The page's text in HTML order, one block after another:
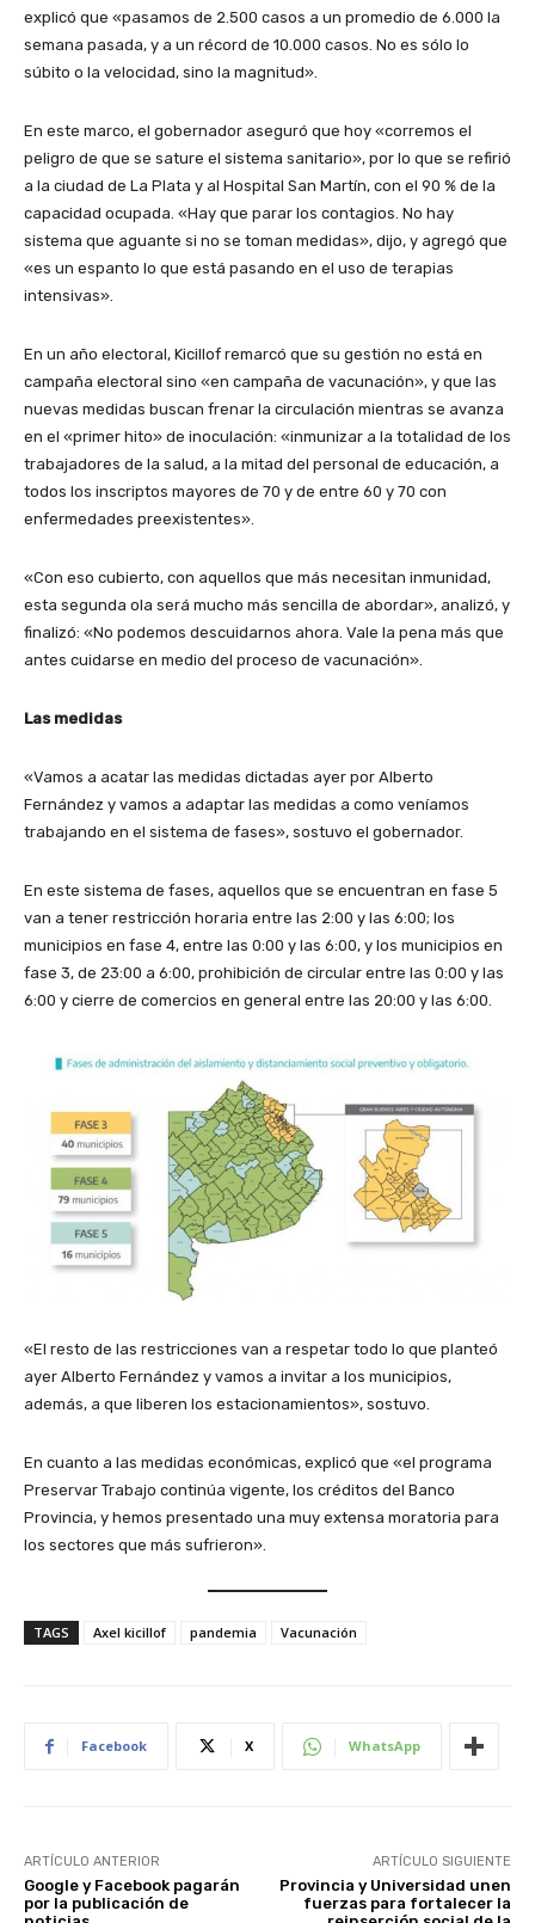
explicó que «pasamos de 2.500 casos a un promedio de 6.000 la
semana pasada, y a un récord de 10.000 casos. No es sólo lo
súbito o la velocidad, sino la magnitud».
En este marco, el gobernador aseguró que hoy «corremos el
peligro de que se sature el sistema sanitario», por lo que se refirió
a la ciudad de La Plata y al Hospital San Martín, con el 90 % de la
capacidad ocupada. «Hay que parar los contagios. No hay
sistema que aguante si no se toman medidas», dijo, y agregó que
«es un espanto lo que está pasando en el uso de terapias
intensivas».
En un año electoral, Kicillof remarcó que su gestión no está en
campaña electoral sino «en campaña de vacunación», y que las
nuevas medidas buscan frenar la circulación mientras se avanza
en el «primer hito» de inoculación: «inmunizar a la totalidad de los
trabajadores de la salud, a la mitad del personal de educación, a
todos los inscriptos mayores de 70 y de entre 60 y 70 con
enfermedades preexistentes».
«Con eso cubierto, con aquellos que más necesitan inmunidad,
esta segunda ola será mucho más sencilla de abordar», analizó, y
finalizó: «No podemos descuidarnos ahora. Vale la pena más que
antes cuidarse en medio del proceso de vacunación».
Las medidas
«Vamos a acatar las medidas dictadas ayer por Alberto
Fernández y vamos a adaptar las medidas a como veníamos
trabajando en el sistema de fases», sostuvo el gobernador.
En este sistema de fases, aquellos que se encuentran en fase 5
van a tener restricción horaria entre las 2:00 y las 6:00; los
municipios en fase 4, entre las 0:00 y las 6:00, y los municipios en
fase 3, de 23:00 a 6:00, prohibición de circular entre las 0:00 y las
6:00 y cierre de comercios en general entre las 20:00 y las 6:00.
«El resto de las restricciones van a respetar todo lo que planteó
ayer Alberto Fernández y vamos a invitar a los municipios,
además, a que liberen los estacionamientos», sostuvo.
En cuanto a las medidas económicas, explicó que «el programa
Preservar Trabajo continúa vigente, los créditos del Banco
Provincia, y hemos presentado una muy extensa moratoria para
los sectores que más sufrieron».
TAGS Axel kicillof pandemia Vacunación
Facebook X WhatsApp
ARTÍCULO ANTERIOR
Google y Facebook pagarán
por la publicación de
ARTÍCULO SIGUIENTE
Provincia y Universidad unen
fuerzas para fortalecer la